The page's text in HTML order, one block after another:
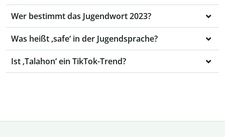
Wer bestimmt das Jugendwort 2023?
Was heißt ‚safe‘ in der Jugendsprache?
Ist ‚Talahon‘ ein TikTok-Trend?